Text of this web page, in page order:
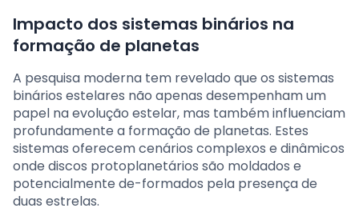
Impacto dos sistemas binários na
formação de planetas
A pesquisa moderna tem revelado que os sistemas
binários estelares não apenas desempenham um
papel na evolução estelar, mas também influenciam
profundamente a formação de planetas. Estes
sistemas oferecem cenários complexos e dinâmicos
onde discos protoplanetários são moldados e
potencialmente de-formados pela presença de
duas estrelas.